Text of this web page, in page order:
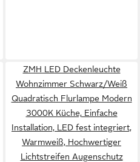
ZMH LED Deckenleuchte
Wohnzimmer Schwarz/Weiß
Quadratisch Flurlampe Modern
3000K Küche, Einfache
Installation, LED fest integriert,
Warmweiß, Hochwertiger
Lichtstreifen Augenschutz